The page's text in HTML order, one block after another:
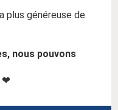
plus généreuse de
nous pouvons
❤